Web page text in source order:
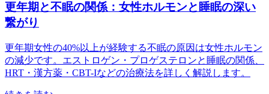
更年期と不眠の関係：女性ホルモンと睡眠の深い
繋がり
更年期女性の40%以上が経験する不眠の原因は女性ホルモン
の減少です。エストロゲン・プロゲステロンと睡眠の関係、
HRT・漢方薬・CBT-Iなどの治療法を詳しく解説します。